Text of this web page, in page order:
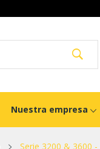
Nuestra empresa
Serie 3200 & 3600